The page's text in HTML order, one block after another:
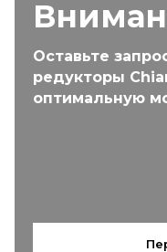
Оставьте
редукторы
оптимальную